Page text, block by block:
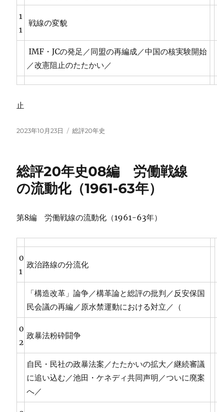
1
1
戦線の変貌
IMF・JCの発足／同盟の再編成／中国の核実験開始
／改憲阻止のたたかい／
止
投
2023年10月23日
カ
ー
総評20年史
総評20年史08編 労働戦線
の流動化（1961-63年）
第8編 労働戦線の流動化（1961-63年）
0
1
政治路線の分流化
「構造改革」論争／構革論と総評の批判／反安保国
民会議の再編／原水禁運動における対立／（
0
2
政暴法粉砕闘争
自民・民社の政暴法案／たたかいの拡大／継続審議
に追い込む／池田・ケネディ共同声明／ついに廃案
へ／